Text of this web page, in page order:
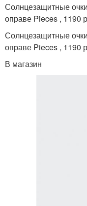
Солнцезащитные
оправе Pieces , 1190
Солнцезащитные
оправе Pieces , 1190
В магазин